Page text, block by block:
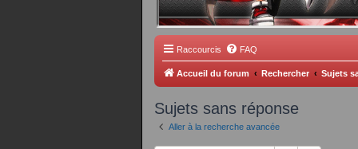
Raccourcis FAQ
Accueil du forum Rechercher Sujets
Sujets sans réponse
Aller à la recherche avancée